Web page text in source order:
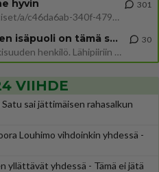
hyvin
https://www.iltalehti.fi/viihdeuutiset/a/c46da6ab-340f-4790-aaa7-0865eed2336 Yrityksen konkurssihakemus on tullut kärä
301
Tiesitkö? Martina Aitolehden isäpuoli on tämä suosittu laulaja
Martina Aitolehti on seurattu julkisuuden henkilö. Lähipiiriin mahtuu muitakin tunnettuja henkilöitä. Tiesitkö, että Ma
30
VIIHDE
sai jättimäisen rahasalkun
Louhimo vihdoinkin yhdessä -
yllättävät yhdessä - Tämä ei jätä